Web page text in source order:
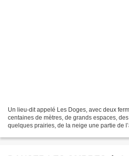
Un lieu-dit appelé Les Doges, avec deux
centaines de mètres, de grands espaces,
quelques prairies, de la neige une partie de